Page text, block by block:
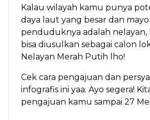
Kalau wilayah kamu punya
daya laut yang besar dan
penduduknya adalah
bisa diusulkan sebagai calon
Nelayan Merah Putih lho!
Cek cara pengajuan dan
infografis ini yaa. Ayo segera!
pengajuan kamu sampai 27